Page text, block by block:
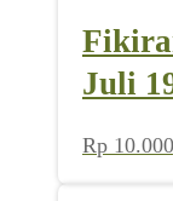
Juli
Rp